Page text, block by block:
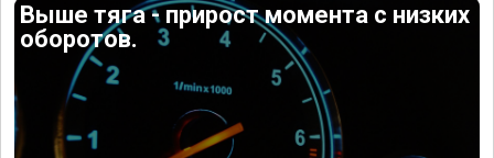
Выше тяга - прирост момента с низких
оборотов.